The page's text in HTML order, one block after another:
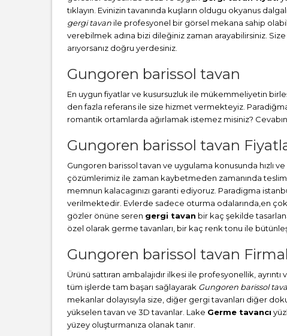
tıklayın. Evinizin tavanında kuşların oldugu okyanus
gergi tavan ile profesyonel bir görsel mekana sahip
verebilmek adına bizi dileğiniz zaman arayabilirsiniz. Size
arıyorsanız doğru yerdesiniz.
Gungoren barissol tavan
En uygun fiyatlar ve kusursuzluk ile mükemmeliyetin
den fazla referans ile size hizmet vermekteyiz.
romantik ortamlarda ağırlamak istemez misiniz?
Gungoren barissol tavan
Gungoren barissol tavan ve uygulama konusunda hızlı
çözümlerimiz ile zaman kaybetmeden zamanında
memnun kalacagınızı garanti ediyoruz. Paradigma
verilmektedir. Evlerde sadece oturma odalarında,en çok
gözler önüne seren gergi tavan bir kaç şekilde
özel olarak germe tavanları, bir kaç renk tonu ile
Gungoren barissol tavan
Ürünü sattıran ambalajıdır ilkesi ile profesyonellik,
tüm işlerde tam başarı sağlayarak Gungoren barissol
mekanlar dolayısıyla size, diğer gergi tavanları diğer
yükselen tavan ve 3D tavanlar. Lake Germe tavancı
yüzey oluşturmanıza olanak tanır.